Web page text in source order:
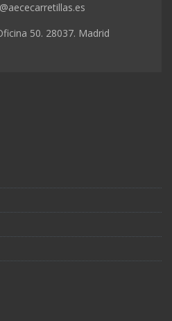
50. 28037. Madrid